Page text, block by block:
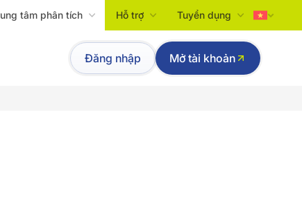
tâm phân tích Hỗ trợ Tuyển dụng
Tiếng Việt
English
Đăng nhập Mở tài khoản